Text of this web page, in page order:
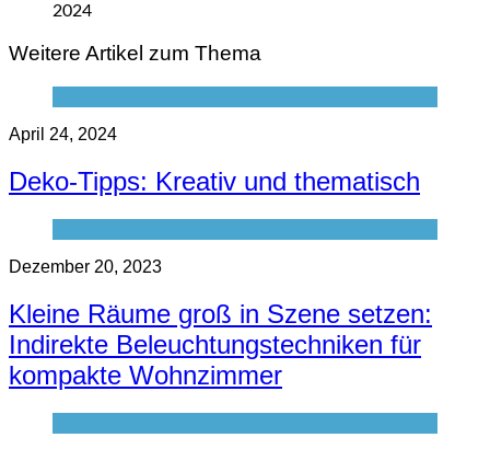
2024
Weitere Artikel zum Thema
April 24, 2024
Deko-Tipps: Kreativ und thematisch
Dezember 20, 2023
Kleine Räume groß in Szene setzen:
Indirekte Beleuchtungstechniken für
kompakte Wohnzimmer